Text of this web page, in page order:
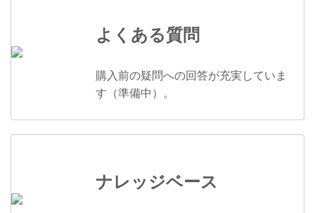
よくある質問
購入前の疑問への回答が充実していま
す（準備中）。
ナレッジベース